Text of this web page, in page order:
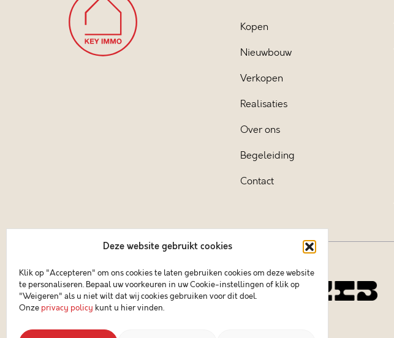
Deze website gebruikt cookies
Klik op "Accepteren" om ons cookies te laten gebruiken cookies om deze website
te personaliseren. Bepaal uw voorkeuren in uw Cookie-instellingen of klik op
"Weigeren" als u niet wilt dat wij cookies gebruiken voor dit doel.
Onze privacy policy kunt u hier vinden.
Kopen
Nieuwbouw
Verkopen
Realisaties
Over ons
Begeleiding
Contact